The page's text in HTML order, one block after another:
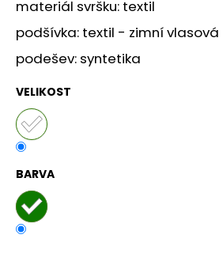
materiál svršku: textil
podšívka: textil - zimní vlasová
podešev: syntetika
VELIKOST
BARVA
HLEDAT
D
o
p
o
r
u
č
u